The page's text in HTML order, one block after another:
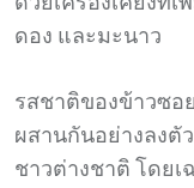
ดอง และมะนาว
รสชาติของข้าวซอ
ผสานกันอย่างลงตั
ชาวต่างชาติ โดยเ